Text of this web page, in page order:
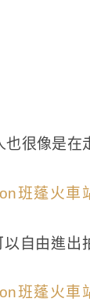
也很像是在
自由進出